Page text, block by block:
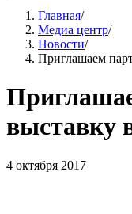
Главная/
Медиа центр/
Новости/
Приглашаем
выставку
4 октября 2017